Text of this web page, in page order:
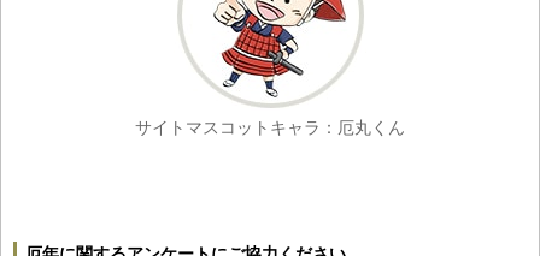
サイトマスコットキャラ：厄丸くん